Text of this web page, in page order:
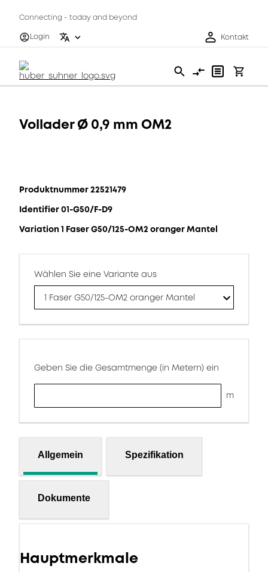
Connecting - today and beyond
Login
Kontakt
Vollader Ø 0,9 mm OM2
Produktnummer 22521479
Identifier 01-G50/F-D9
Variation 1 Faser G50/125-OM2 oranger Mantel
Wählen Sie eine Variante aus
1 Faser G50/125-OM2 oranger Mantel
Geben Sie die Gesamtmenge (in Metern) ein
m
Allgemein Spezifikation
Dokumente
Hauptmerkmale